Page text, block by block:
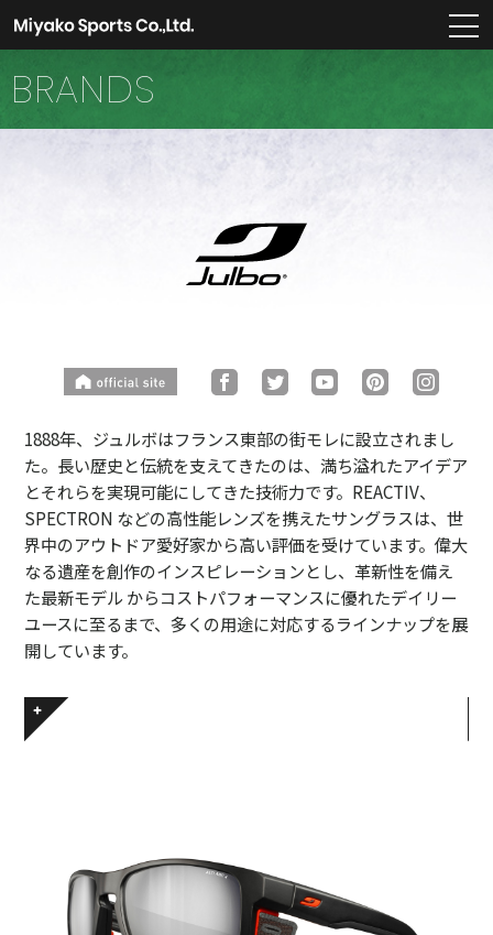
BRANDS
1888年、ジュルボはフランス東部の街モレに設立されまし
た。長い歴史と伝統を支えてきたのは、満ち溢れたアイデア
とそれらを実現可能にしてきた技術力です。REACTIV、
SPECTRON などの高性能レンズを携えたサングラスは、世
界中のアウトドア愛好家から高い評価を受けています。偉大
なる遺産を創作のインスピレーションとし、革新性を備え
た最新モデル からコストパフォーマンスに優れたデイリー
ユースに至るまで、多くの用途に対応するラインナップを展
開しています。